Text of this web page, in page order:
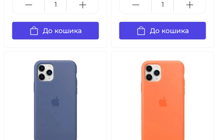
До кошика До кошика